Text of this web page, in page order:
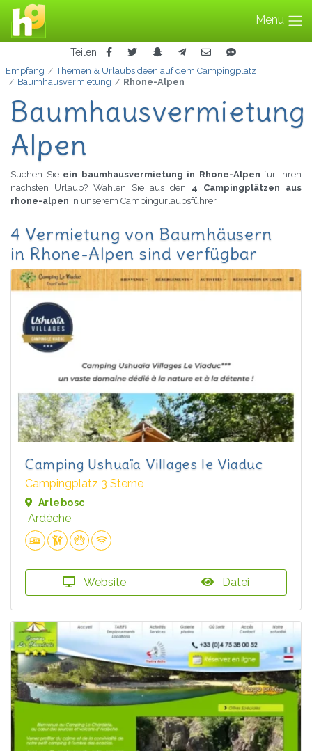
Menu
Teilen
Empfang
Themen & Urlaubsideen auf dem Campingplatz
Baumhausvermietung
Rhone-Alpen
Alpen
Suchen Sie ein baumhausvermietung in Rhone-Alpenfür Ihren
nächsten Urlaub? Wählen Sie aus den 4 Campingplätzen aus
rhone-alpen in unserem Campingurlaubsführer.
4 Vermietung von Baumhäusern
in Rhone-Alpen sind verfügbar
Camping Ushuaïa Villages le Viaduc
Campingplatz 3 Sterne
Arlebosc
Ardèche
Website Datei